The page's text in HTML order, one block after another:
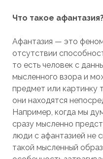
Что такое
Афантазия — это
отсутствии
то есть человек с
мысленного взора и
предмет или картинку
они находятся
Например, когда мы
сразу мысленно
люди с афантазией не
такой мысленный